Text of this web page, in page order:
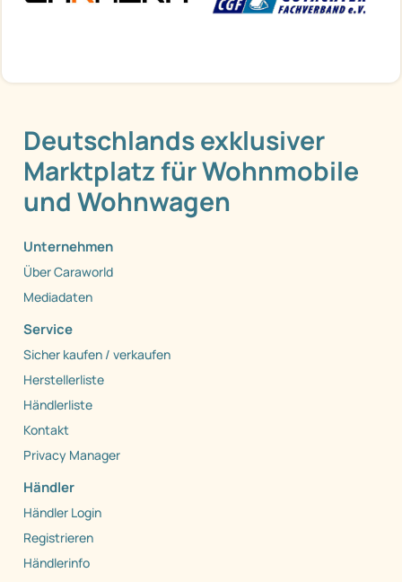
Deutschlands exklusiver
Marktplatz für Wohnmobile
und Wohnwagen
Unternehmen
Über Caraworld
Mediadaten
Service
Sicher kaufen / verkaufen
Herstellerliste
Händlerliste
Kontakt
Privacy Manager
Händler
Händler Login
Registrieren
Händlerinfo